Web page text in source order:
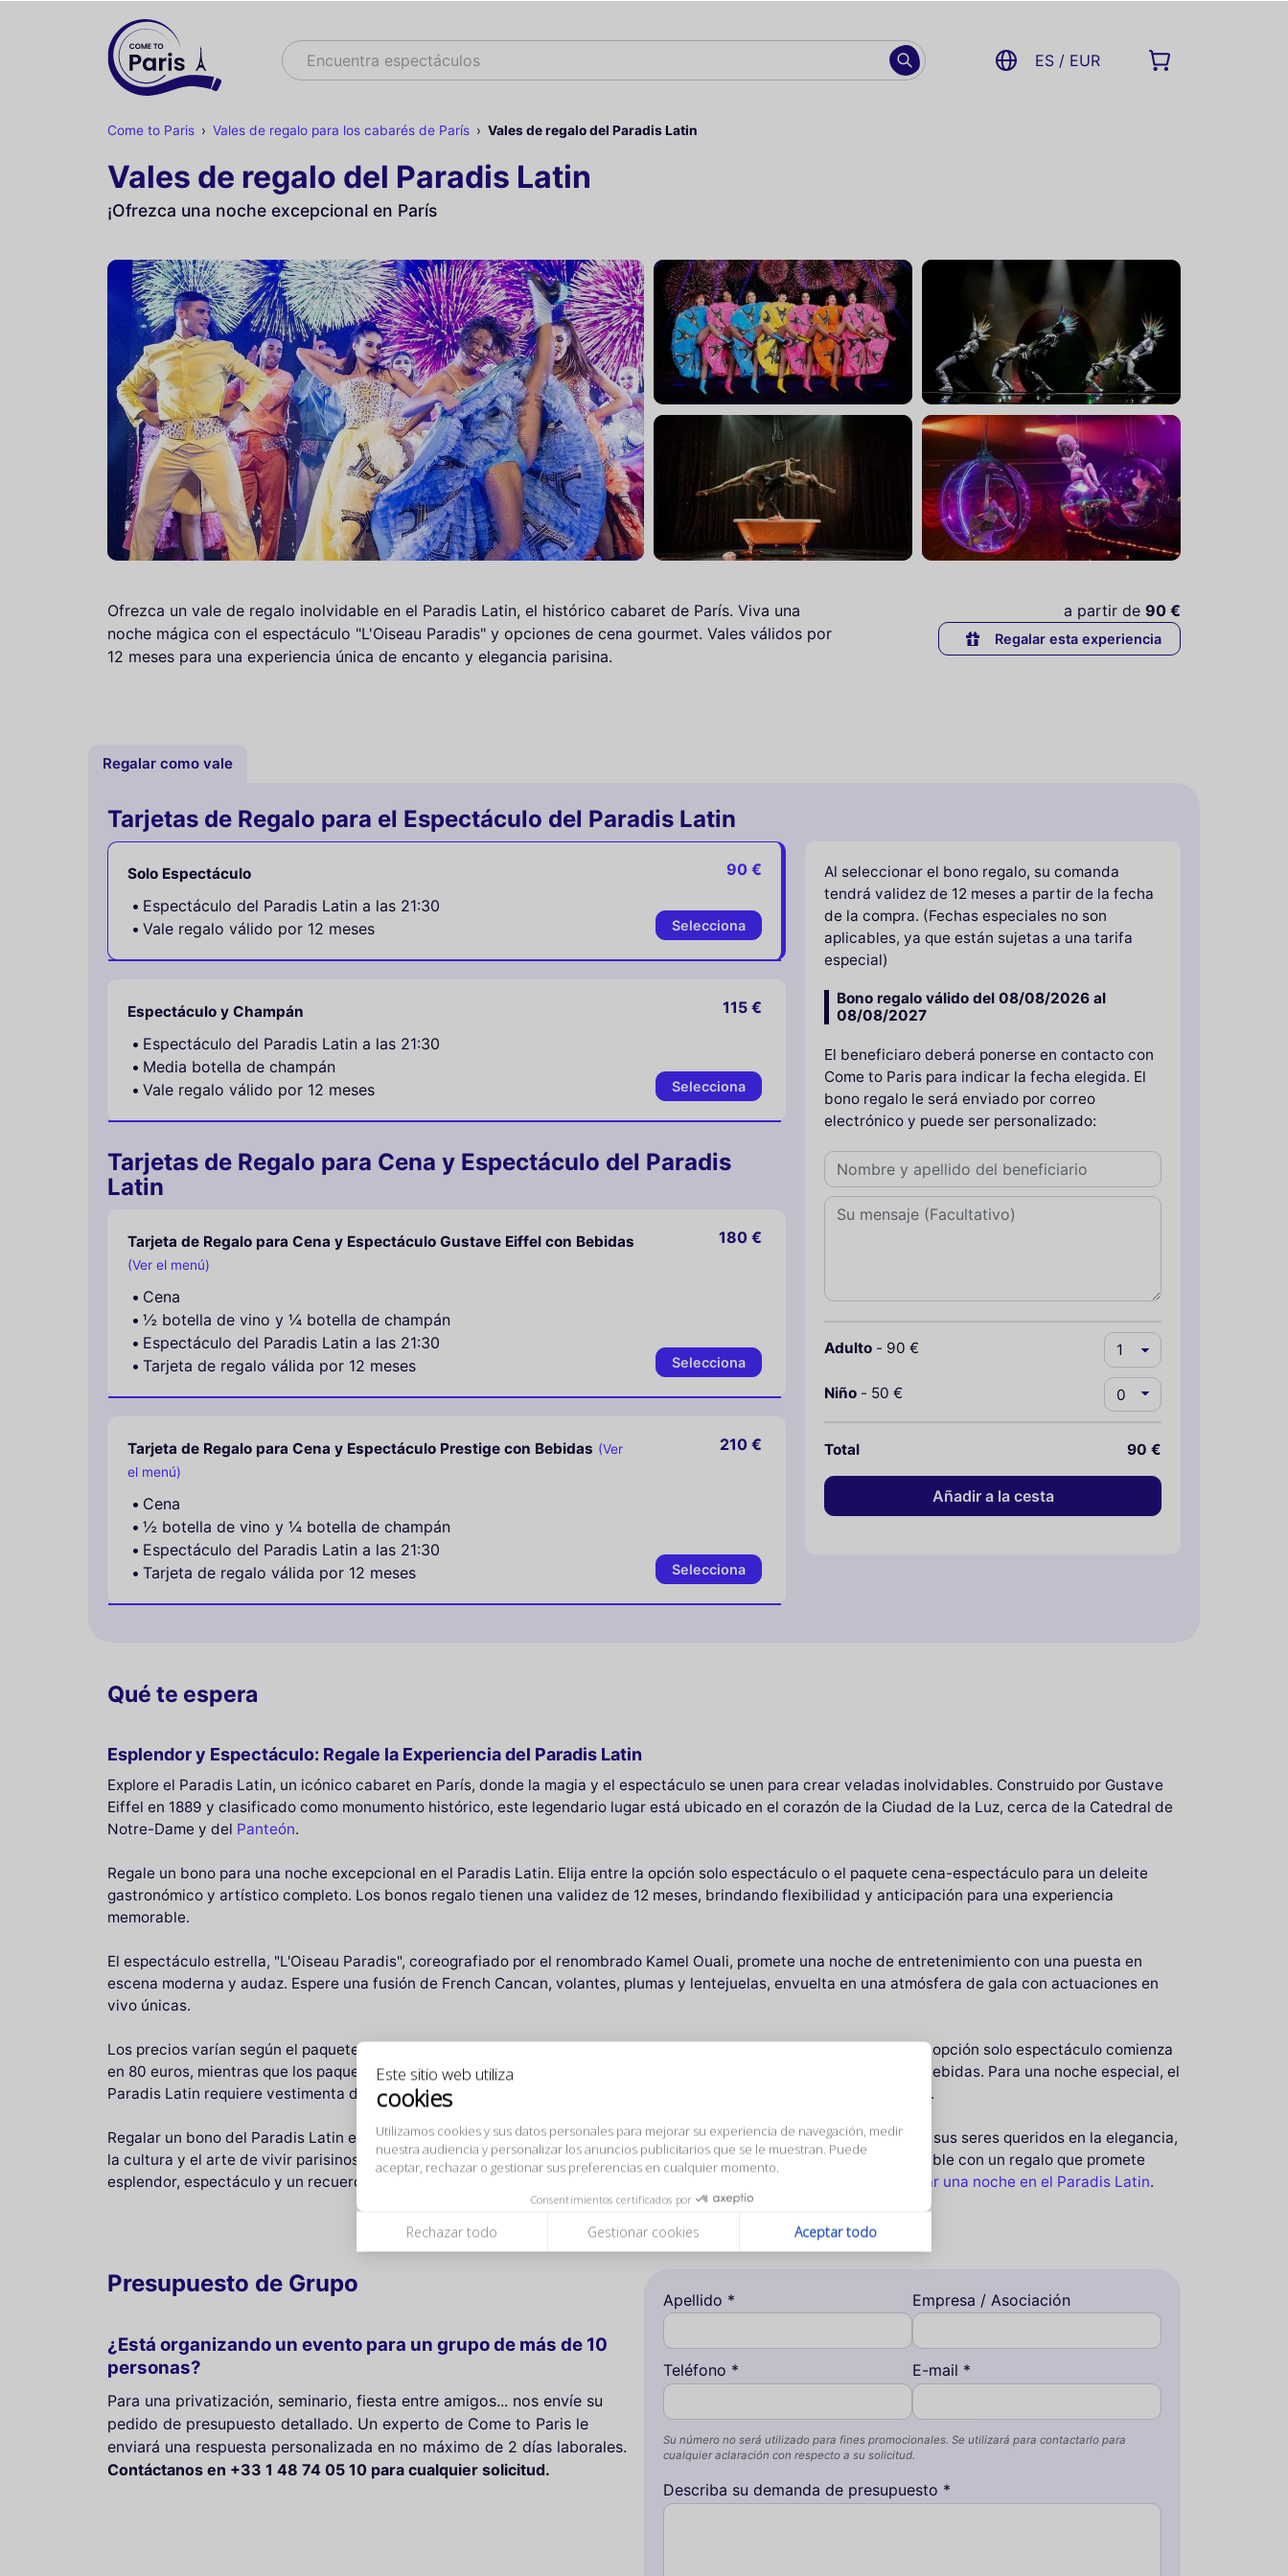
Este sitio web utiliza
cookies
Utilizamos cookies y sus datos personales para mejorar su
experiencia de navegación, medir nuestra audiencia y personalizar
los anuncios publicitarios que se le muestran. Puede aceptar, rechazar o gestionar sus
preferencias en cualquier momento.
Consentimientos certificados por
Rechazar todo Gestionar cookies Aceptar todo
BuscarEncuentra espectácul ES / EUR
Come to Paris Vales de regalo para los cabarés de París Vales de regalo del Paradis Latin
Vales de regalo del Paradis Latin
¡Ofrezca una noche excepcional en París
Ofrezca un vale de regalo inolvidable en el Paradis Latin, el histórico cabaret de París. Viva una
noche mágica con el espectáculo "L'Oiseau Paradis" y opciones de cena gourmet. Vales válidos por
12 meses para una experiencia única de encanto y elegancia parisina.
a partir de 90 €
Regalar esta experiencia
Regalar como vale
Tarjetas de Regalo para el Espectáculo del Paradis Latin
Solo Espectáculo
Espectáculo del Paradis Latin a las 21:30
Vale regalo válido por 12 meses
90 €
Selecciona
Espectáculo y Champán
Espectáculo del Paradis Latin a las 21:30
Media botella de champán
Vale regalo válido por 12 meses
115 €
Selecciona
Tarjetas de Regalo para Cena y Espectáculo del Paradis
Latin
Tarjeta de Regalo para Cena y Espectáculo Gustave Eiffel con Bebidas
(Ver el menú)
Cena
½ botella de vino y ¼ botella de champán
Espectáculo del Paradis Latin a las 21:30
Tarjeta de regalo válida por 12 meses
180 €
Selecciona
Tarjeta de Regalo para Cena y Espectáculo Prestige con Bebidas (Ver
el menú)
Cena
½ botella de vino y ¼ botella de champán
Espectáculo del Paradis Latin a las 21:30
Tarjeta de regalo válida por 12 meses
210 €
Selecciona
Al seleccionar el bono regalo, su comanda
tendrá validez de 12 meses a partir de la fecha
de la compra. (Fechas especiales no son
aplicables, ya que están sujetas a una tarifa
especial)
Bono regalo válido del 08/08/2026 al
08/08/2027
El beneficiaro deberá ponerse en contacto con
Come to Paris para indicar la fecha elegida. El
bono regalo le será enviado por correo
electrónico y puede ser personalizado:
Adulto - 90 €
Niño - 50 €
Total 90 €
Añadir a la cesta
Qué te espera
Esplendor y Espectáculo: Regale la Experiencia del Paradis Latin
Explore el Paradis Latin, un icónico cabaret en París, donde la magia y el espectáculo se unen para crear veladas inolvidables. Construido por Gustave
Eiffel en 1889 y clasificado como monumento histórico, este legendario lugar está ubicado en el corazón de la Ciudad de la Luz, cerca de la Catedral de
Notre-Dame y del Panteón.
Regale un bono para una noche excepcional en el Paradis Latin. Elija entre la opción solo espectáculo o el paquete cena-espectáculo para un deleite
gastronómico y artístico completo. Los bonos regalo tienen una validez de 12 meses, brindando flexibilidad y anticipación para una experiencia
memorable.
El espectáculo estrella, "L'Oiseau Paradis", coreografiado por el renombrado Kamel Ouali, promete una noche de entretenimiento con una puesta en
escena moderna y audaz. Espere una fusión de French Cancan, volantes, plumas y lentejuelas, envuelta en una atmósfera de gala con actuaciones en
vivo únicas.
Los precios varían según el paquete elegido, con opciones adaptadas para adultos y jóvenes menores de 26 años. La opción solo espectáculo comienza
en 80 euros, mientras que los paquetes cena-espectáculo comienzan en 175 euros, e incluyen un menú gourmet con bebidas. Para una noche especial, el
Paradis Latin requiere vestimenta de noche elegante, garantizando una experiencia refinada para todos los invitados.
Regalar un bono del Paradis Latin es más que solo una entrada a un espectáculo; es una oportunidad para sumergir a sus seres queridos en la elegancia,
la cultura y el arte de vivir parisinos. Haga que su Navidad, cumpleaños o cualquier otra ocasión especial sea inolvidable con un regalo que promete
esplendor, espectáculo y un recuerdo imborrable. Si ya tiene una fecha en mente para su noche, es preferible
reservar una noche en el Paradis Latin.
Presupuesto de Grupo
¿Está organizando un evento para un grupo de más de 10
personas?
Para una privatización, seminario, fiesta entre amigos... nos envíe su
pedido de presupuesto detallado. Un experto de Come to Paris le
enviará una respuesta personalizada en no máximo de 2 días laborales.
Contáctanos en +33 1 48 74 05 10 para cualquier solicitud.
Apellido * Empresa / Asociación
Teléfono * E-mail *
Su número no será utilizado para fines promocionales. Se utilizará para contactarlo para
cualquier aclaración con respecto a su solicitud.
Describa su demanda de presupuesto *